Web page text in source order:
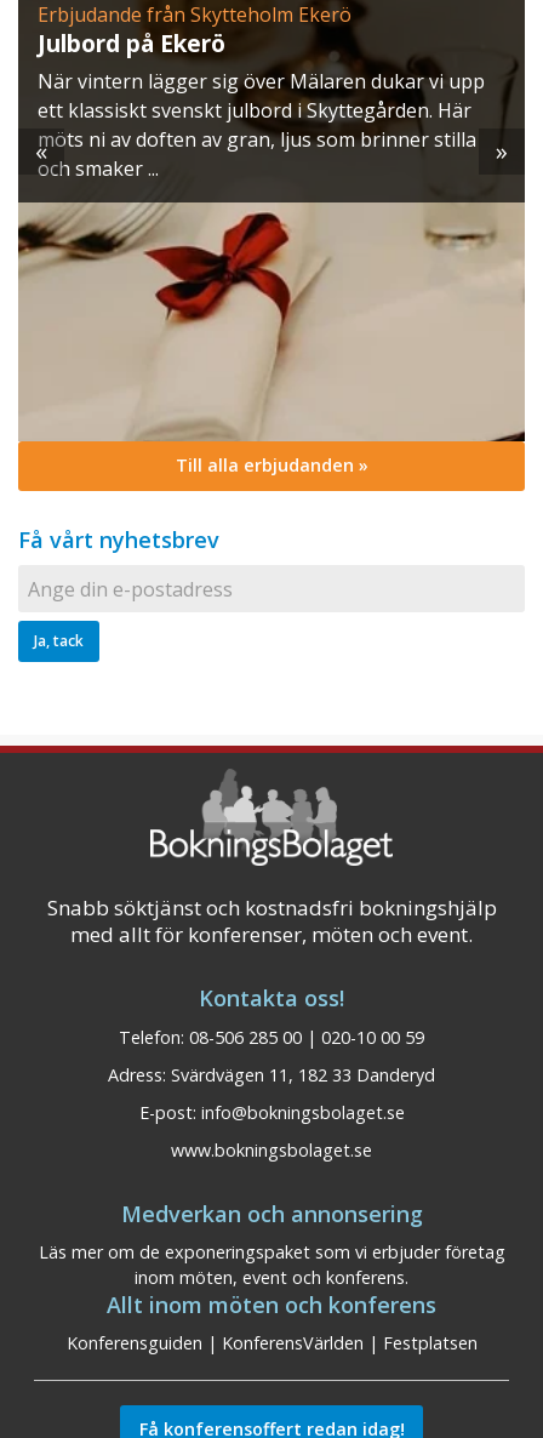
Erbjudande från Skytteholm Ekerö
Julbord på Ekerö
När vintern lägger sig över Mälaren dukar vi upp
ett klassiskt svenskt julbord i Skyttegården. Här
möts ni av doften av gran, ljus som brinner stilla
och smaker ...
« »
Till alla erbjudanden »
Få vårt nyhetsbrev
Snabb söktjänst och kostnadsfri bokningshjälp
med allt för konferenser, möten och event.
Kontakta oss!
Telefon: 08-506 285 00 | 020-10 00 59
Adress: Svärdvägen 11, 182 33 Danderyd
E-post: info@bokningsbolaget.se
www.bokningsbolaget.se
Medverkan och annonsering
Läs mer om de exponeringspaket som vi erbjuder företag
inom möten, event och konferens.
Allt inom möten och konferens
Konferensguiden | KonferensVärlden | Festplatsen
Få konferensoffert redan idag!